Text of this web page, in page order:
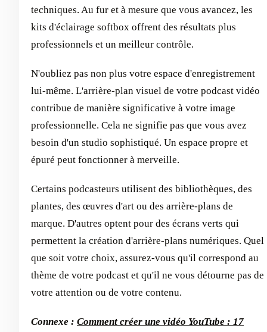
techniques. Au fur et à mesure que vous avancez, les
kits d'éclairage softbox offrent des résultats plus
professionnels et un meilleur contrôle.
N'oubliez pas non plus votre espace d'enregistrement
lui-même. L'arrière-plan visuel de votre podcast vidéo
contribue de manière significative à votre image
professionnelle. Cela ne signifie pas que vous avez
besoin d'un studio sophistiqué. Un espace propre et
épuré peut fonctionner à merveille.
Certains podcasteurs utilisent des bibliothèques, des
plantes, des œuvres d'art ou des arrière-plans de
marque. D'autres optent pour des écrans verts qui
permettent la création d'arrière-plans numériques. Quel
que soit votre choix, assurez-vous qu'il correspond au
thème de votre podcast et qu'il ne vous détourne pas de
votre attention ou de votre contenu.
Connexe : Comment créer une vidéo YouTube : 17